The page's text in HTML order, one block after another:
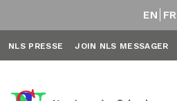
EN FR
NLS PRESSE JOIN NLS MESSAGER